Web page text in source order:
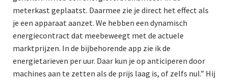
meterkast geplaatst. Daarmee zie je direct het effect als
je een apparaat aanzet. We hebben een dynamisch
energiecontract dat meebeweegt met de actuele
marktprijzen. In de bijbehorende app zie ik de
energietarieven per uur. Daar kun je op anticiperen door
machines aan te zetten als de prijs laag is, of zelfs nul.” Hij